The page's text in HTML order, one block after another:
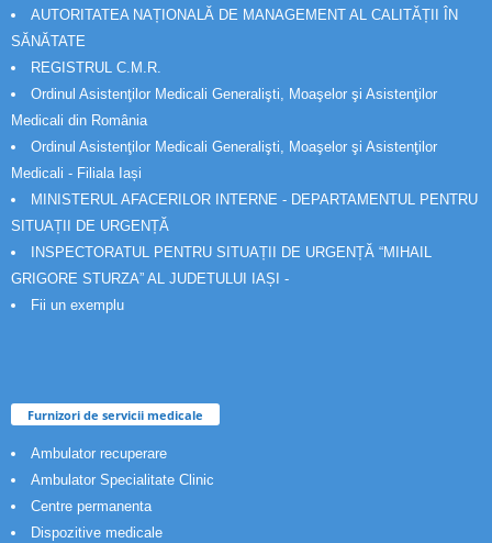
AUTORITATEA NAȚIONALĂ DE MANAGEMENT AL CALITĂȚII ÎN
SĂNĂTATE
REGISTRUL C.M.R.
Ordinul Asistenţilor Medicali Generalişti, Moaşelor şi Asistenţilor
Medicali din România
Ordinul Asistenţilor Medicali Generalişti, Moaşelor şi Asistenţilor
Medicali - Filiala Iași
MINISTERUL AFACERILOR INTERNE - DEPARTAMENTUL PENTRU
SITUAȚII DE URGENȚĂ
INSPECTORATUL PENTRU SITUAȚII DE URGENȚĂ “MIHAIL
GRIGORE STURZA” AL JUDETULUI IAȘI -
Fii un exemplu
Furnizori de servicii medicale
Ambulator recuperare
Ambulator Specialitate Clinic
Centre permanenta
Dispozitive medicale